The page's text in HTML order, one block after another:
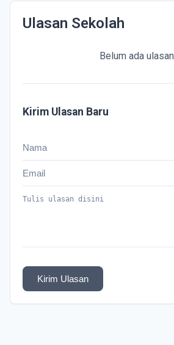
Ulasan Sekolah
Belum ada ulasan
Kirim Ulasan Baru
Kirim Ulasan